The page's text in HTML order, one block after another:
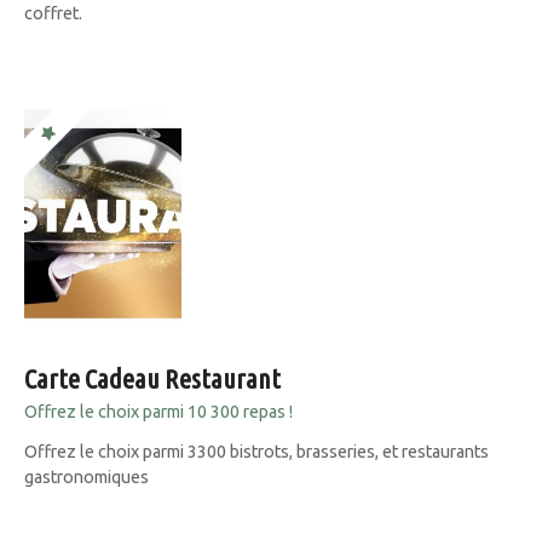
coffret.
Carte Cadeau Restaurant
Offrez le choix parmi 10 300 repas !
Offrez le choix parmi 3300 bistrots, brasseries, et restaurants
gastronomiques